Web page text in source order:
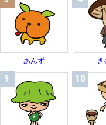
あんず
9 10